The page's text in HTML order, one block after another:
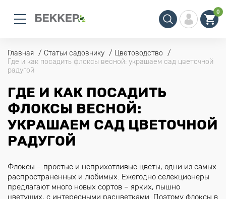
0
Главная Статьи садовнику
Цветоводство
Где и как посадить флоксы весной: украшаем сад цветочной
радугой
ГДЕ И КАК ПОСАДИТЬ
ФЛОКСЫ ВЕСНОЙ:
УКРАШАЕМ САД ЦВЕТОЧНОЙ
РАДУГОЙ
Флоксы – простые и неприхотливые цветы, одни из самых
распространенных и любимых. Ежегодно селекционеры
предлагают много новых сортов – ярких, пышно
цветущих, с интересными расцветками. Поэтому флоксы в